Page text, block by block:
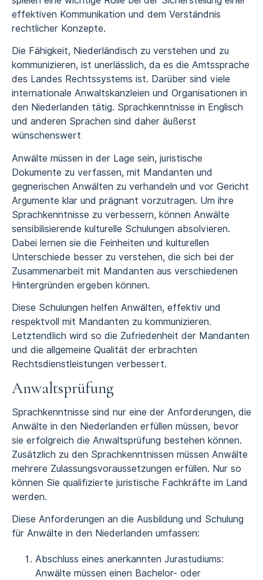
effektiven Kommunikation und dem Verständnis
rechtlicher Konzepte.
Die Fähigkeit, Niederländisch zu verstehen und zu
kommunizieren, ist unerlässlich, da es die Amtssprache
des Landes Rechtssystems ist. Darüber sind viele
internationale Anwaltskanzleien und Organisationen in
den Niederlanden tätig. Sprachkenntnisse in Englisch
und anderen Sprachen sind daher äußerst
wünschenswert
Anwälte müssen in der Lage sein, juristische
Dokumente zu verfassen, mit Mandanten und
gegnerischen Anwälten zu verhandeln und vor Gericht
Argumente klar und prägnant vorzutragen. Um ihre
Sprachkenntnisse zu verbessern, können Anwälte
sensibilisierende kulturelle Schulungen absolvieren.
Dabei lernen sie die Feinheiten und kulturellen
Unterschiede besser zu verstehen, die sich bei der
Zusammenarbeit mit Mandanten aus verschiedenen
Hintergründen ergeben können.
Diese Schulungen helfen Anwälten, effektiv und
respektvoll mit Mandanten zu kommunizieren.
Letztendlich wird so die Zufriedenheit der Mandanten
und die allgemeine Qualität der erbrachten
Rechtsdienstleistungen verbessert.
Anwaltsprüfung
Sprachkenntnisse sind nur eine der Anforderungen, die
Anwälte in den Niederlanden erfüllen müssen, bevor
sie erfolgreich die Anwaltsprüfung bestehen können.
Zusätzlich zu den Sprachkenntnissen müssen Anwälte
mehrere Zulassungsvoraussetzungen erfüllen. Nur so
können Sie qualifizierte juristische Fachkräfte im Land
werden.
Diese Anforderungen an die Ausbildung und Schulung
für Anwälte in den Niederlanden umfassen:
Abschluss eines anerkannten Jurastudiums:
Anwälte müssen einen Bachelor- oder